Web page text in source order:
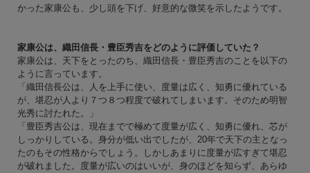
かった家康公も、少し頭を下げ、好意的な微笑を示したようです。
家康公は、織田信長・豊臣秀吉をどのように評価していた？
家康公は、天下をとったのち、織田信長・豊臣秀吉のことを以下の
ように言っています。
「織田信長公は、人を上手に使い、度量は広く、知勇に優れている
が、堪忍が人より７つ８つ程度で破れてしまいます。そのため明智
光秀に討たれた。」
「豊臣秀吉公は、現在までで極めて度量が広く、知勇に優れ、芯が
しっかりしている。身分が低い出でしたが、20年で天下の主となっ
たのもその性格からでしょう。しかしあまりに度量が広すぎて堪忍
が破れました。度量が広いのはいいが、身のほどを知らず、あらゆ